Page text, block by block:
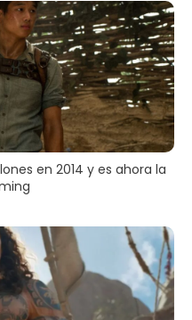
en 2014 y es ahora la